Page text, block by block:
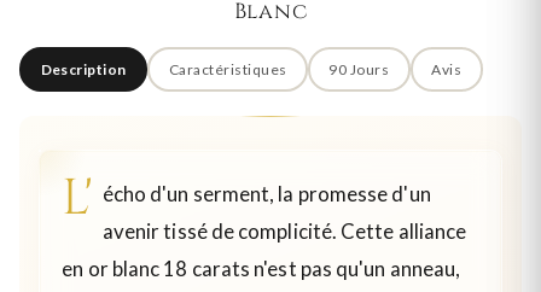
Blanc
Description Caractéristiques 90 Jours Avis
L' écho d'un serment, la promesse d'un
avenir tissé de complicité. Cette alliance
en or blanc 18 carats n'est pas qu'un anneau,